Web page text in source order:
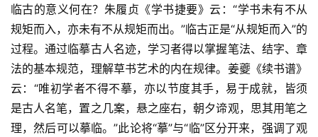
临古的意义何在？朱履贞《学书捷要》云：“学书未有不从
规矩而入，亦未有不从规矩而出。”临古正是“从规矩而入”的
过程。通过临摹古人名迹，学习者得以掌握笔法、结字、章
法的基本规范，理解草书艺术的内在规律。姜夔《续书谱》
云：“唯初学者不得不摹，亦以节度其手，易于成就，皆须
是古人名笔，置之几案，悬之座右，朝夕谛观，思其用笔之
理，然后可以摹临。”此论将“摹”与“临”区分开来，强调了观